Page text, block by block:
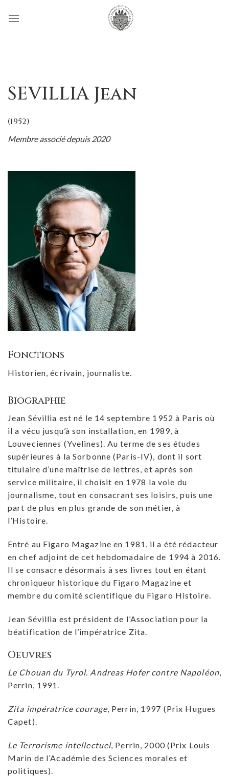
SEVILLIA Jean
(1952)
Membre associé depuis 2020
Fonctions
Historien, écrivain, journaliste.
Biographie
Jean Sévillia est né le 14 septembre 1952 à Paris où
il a vécu jusqu’à son installation, en 1989, à
Louveciennes (Yvelines). Au terme de ses études
supérieures à la Sorbonne (Paris-IV), dont il sort
titulaire d’une maîtrise de lettres, et après son
service militaire, il choisit en 1978 la voie du
journalisme, tout en consacrant ses loisirs, puis une
part de plus en plus grande de son métier, à
l’Histoire.
Entré au Figaro Magazine en 1981, il a été rédacteur
en chef adjoint de cet hebdomadaire de 1994 à 2016.
Il se consacre désormais à ses livres tout en étant
chroniqueur historique du Figaro Magazine et
membre du comité scientifique du Figaro Histoire.
Jean Sévillia est président de l’Association pour la
béatification de l’impératrice Zita.
Oeuvres
Le Chouan du Tyrol. Andreas Hofer contre Napoléon,
Perrin, 1991.
Zita impératrice courage, Perrin, 1997 (Prix Hugues
Capet).
Le Terrorisme intellectuel, Perrin, 2000 (Prix Louis
Marin de l’Académie des Sciences morales et
politiques).